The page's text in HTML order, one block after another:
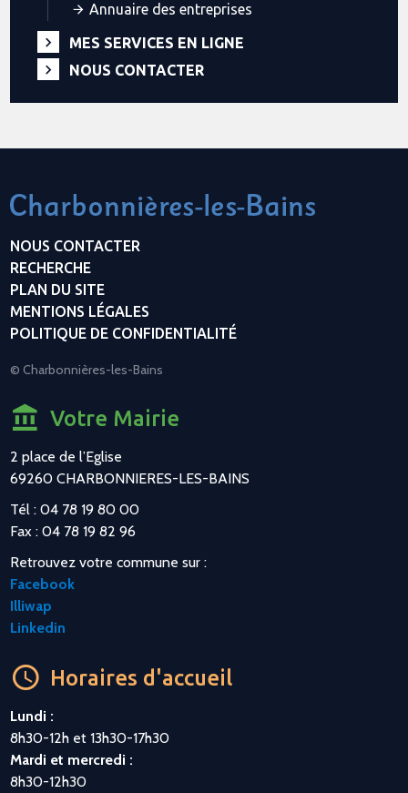
Annuaire des entreprises
MES SERVICES EN LIGNE
NOUS CONTACTER
NOUS CONTACTER
RECHERCHE
PLAN DU SITE
MENTIONS LÉGALES
POLITIQUE DE CONFIDENTIALITÉ
© Charbonnières-les-Bains
Votre Mairie
2 place de l’Eglise
69260 CHARBONNIERES-LES-BAINS
Tél : 04 78 19 80 00
Fax : 04 78 19 82 96
Retrouvez votre commune sur :
Facebook
Illiwap
Linkedin
Horaires d'accueil
Lundi :
8h30-12h et 13h30-17h30
Mardi et mercredi :
8h30-12h30